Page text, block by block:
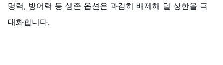
명력, 방어력 등 생존 옵션은 과감히 배제해 딜 상한을 극
대화합니다.